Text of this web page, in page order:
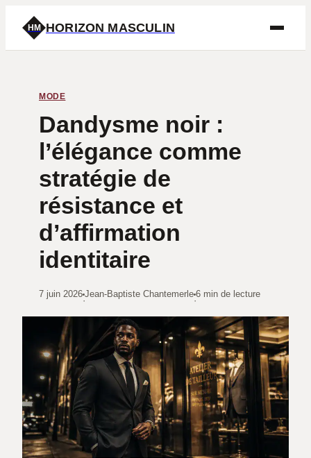
HM HORIZON MASCULIN
MODE
Dandysme noir :
l’élégance comme
stratégie de
résistance et
d’affirmation
identitaire
7 juin 2026
·
Jean-Baptiste Chantemerle
·
6 min de lecture